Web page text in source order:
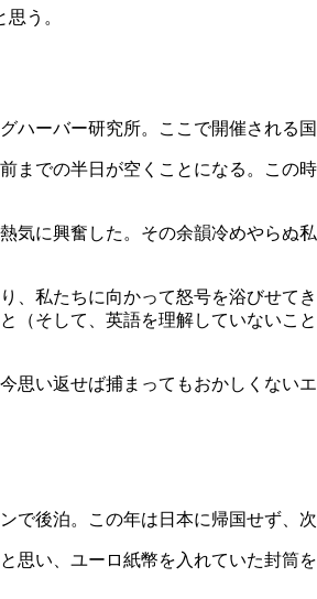
う。
ーバー研究所。ここで開催される
での半日が空くことになる。この
に興奮した。その余韻冷めやらぬ
私たちに向かって怒号を浴びせて
そして、英語を理解していないこ
い返せば捕まってもおかしくない
後泊。この年は日本に帰国せず、
い、ユーロ紙幣を入れていた封筒